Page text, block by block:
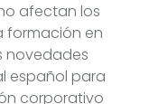
afectan los
formación en
novedades
español para
corporativo